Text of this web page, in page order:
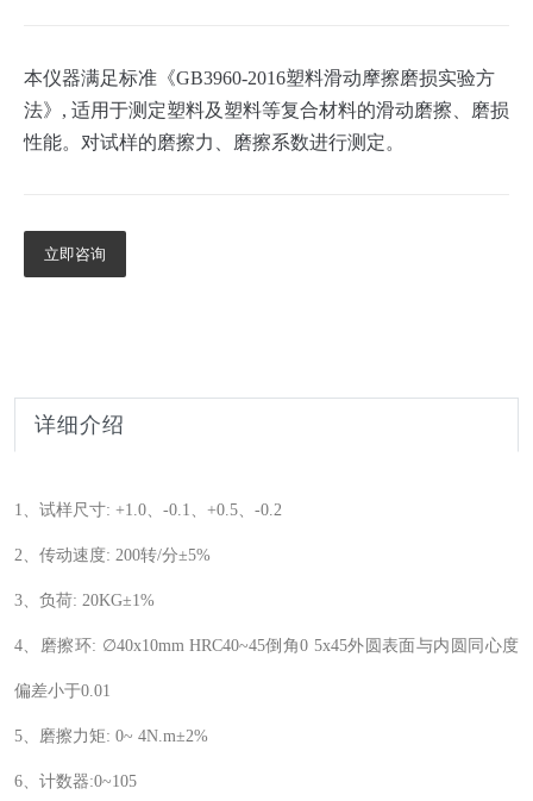
本仪器满足标准《GB3960-2016塑料滑动摩擦磨损实验方
法》, 适用于测定塑料及塑料等复合材料的滑动磨擦、磨损
性能。对试样的磨擦力、磨擦系数进行测定。
立即咨询
详细介绍
1 、试样尺寸: +1.0、-0.1、+0.5、-0.2
2 、传动速度: 200转/分±5%
3 、负荷: 20KG±1%
4 、磨擦环: ∅40x10mm HRC40~45倒角0 5x45外圆表面与内圆同心度
偏差小于0.01
5 、磨擦力矩: 0~ 4N.m±2%
6 、计数器:0~105